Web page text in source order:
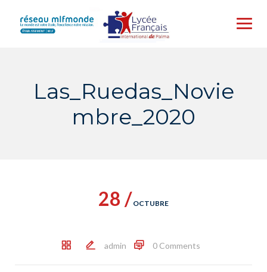
content
Las_Ruedas_Novie
mbre_2020
28 / OCTUBRE
admin 0 Comments